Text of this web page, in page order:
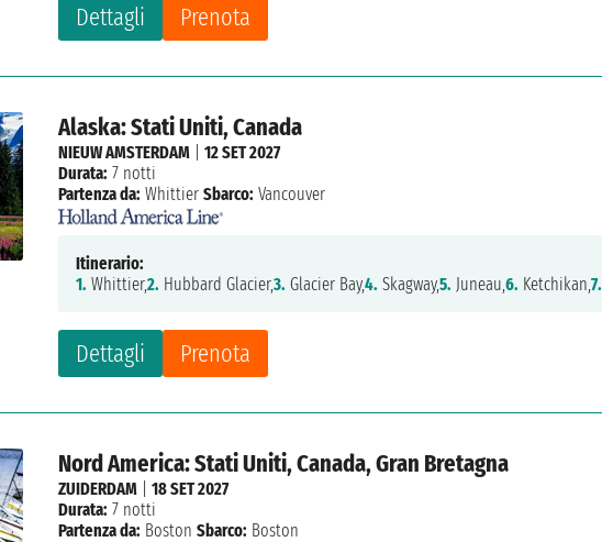
Dettagli Prenota
Alaska: Stati Uniti, Canada
Dettagli Prenota
NIEUW AMSTERDAM |12 SET 2027
Durata: 7 notti
Partenza da: Whittier Sbarco: Vancouver
Itinerario:
1. Whittier,2. Hubbard Glacier,3. Glacier Bay,4. Skagway,5. Juneau,6. Ketchikan,7.
Nord America: Stati Uniti, Canada, Gran Bretagna
ZUIDERDAM |18 SET 2027
Durata: 7 notti
Partenza da: Boston Sbarco: Boston